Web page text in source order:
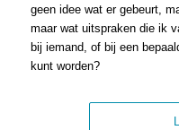
geen idee wat er gebeurt,
maar wat uitspraken die ik
bij iemand, of bij een
kunt worden?